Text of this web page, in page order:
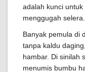
adalah kunci
menggugah selera.
Banyak pemula di
tanpa kaldu
hambar. Di sinilah
menumis bumbu